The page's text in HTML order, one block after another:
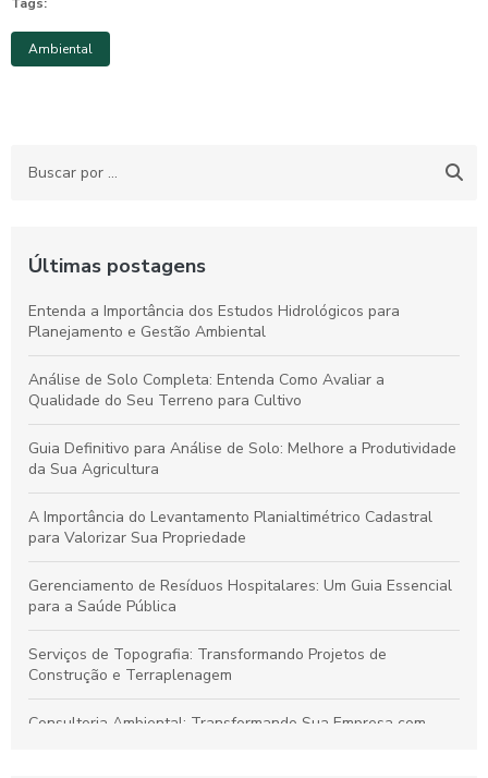
Tags:
Ambiental
Últimas postagens
Entenda a Importância dos Estudos Hidrológicos para
Planejamento e Gestão Ambiental
Análise de Solo Completa: Entenda Como Avaliar a
Qualidade do Seu Terreno para Cultivo
Guia Definitivo para Análise de Solo: Melhore a Produtividade
da Sua Agricultura
A Importância do Levantamento Planialtimétrico Cadastral
para Valorizar Sua Propriedade
Gerenciamento de Resíduos Hospitalares: Um Guia Essencial
para a Saúde Pública
Serviços de Topografia: Transformando Projetos de
Construção e Terraplenagem
Consultoria Ambiental: Transformando Sua Empresa com